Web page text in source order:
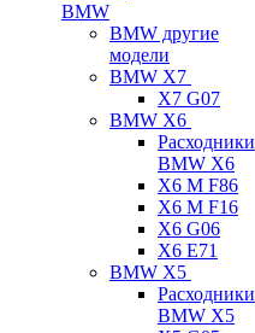
BMW
BMW другие
модели
BMW X7
X7 G07
BMW X6
Расходники
BMW X6
X6 M F86
X6 M F16
X6 G06
X6 E71
BMW X5
Расходники
BMW X5